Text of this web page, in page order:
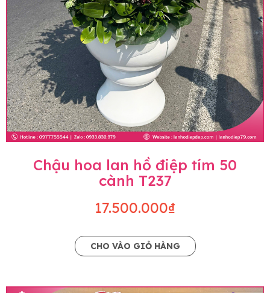
Chậu hoa lan hồ điệp tím 50
cành T237
17.500.000₫
CHO VÀO GIỎ HÀNG